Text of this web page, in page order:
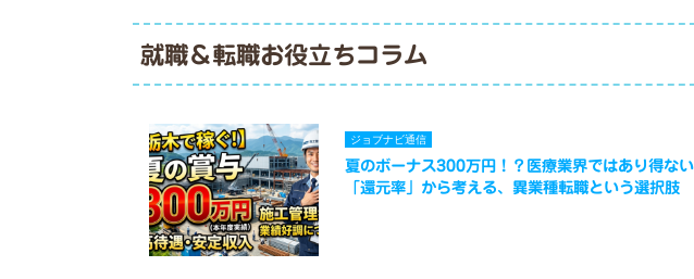
就職＆転職お役立ちコラム
ジョブナビ通信
夏のボーナス300万円！？医療業界ではあり得ない
「還元率」から考える、異業種転職という選択肢